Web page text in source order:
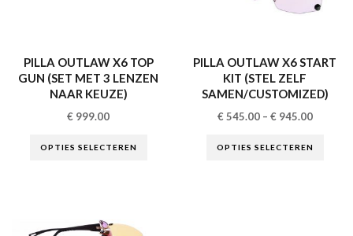
PILLA OUTLAW X6 TOP
GUN (SET MET 3 LENZEN
NAAR KEUZE)
€ 999.00
OPTIES SELECTEREN
PILLA OUTLAW X6 START
KIT (STEL ZELF
SAMEN/CUSTOMIZED)
€545.00– €945.00
OPTIES SELECTEREN